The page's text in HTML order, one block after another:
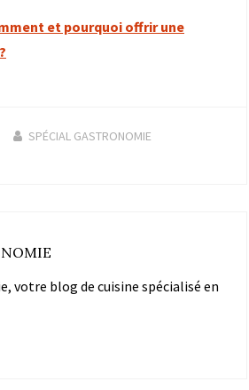
et pourquoi offrir une
SPÉCIAL GASTRONOMIE
votre blog de cuisine spécialisé en